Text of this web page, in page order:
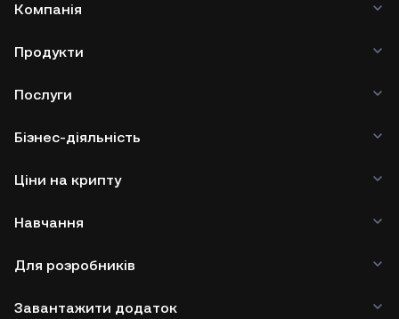
Компанія
Продукти
Послуги
Бізнес-діяльність
Ціни на крипту
Навчання
Для розробників
Завантажити додаток